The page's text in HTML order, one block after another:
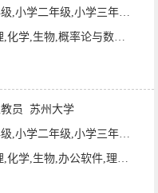
四年级,小学五年级,小学六年级,初一,初二,初三,高一,高二,高三,大学课程,考研辅导,计算机技术
概率论与数理统计,线性代数,高等数学,办公软件
员 苏州大学
三年级,小学四年级,小学五年级,小学六年级,初一,初二,高一,计算机技术
学,生物,办公软件,理科综合